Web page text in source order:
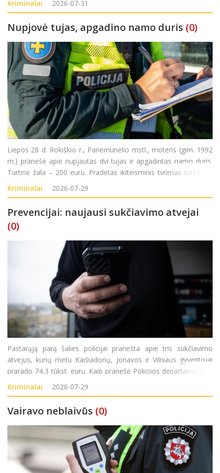
priemonių eksploatavimo taisyklių pažeidim
Kriminalai 2026-07-31
Nupjovė tujas, apgadino namo duris (0)
Liepos 28 d. Rokiškio r., Panemunėlio mstl., moteris (gim. 1992
m.) pranešė apie nupjautas dvi tujas ir apgadintas namo duris.
Turtinė žala – 200 eurų. Pradėtas ikiteisminis tyrimas pagal LR
BK 187 str. (Turto sunaikinimas ar sugadinimas).
Kriminalai 2026-07-29
Prevencijai: naujausi sukčiavimo atvejai
(0)
Pastarąją parą šalies policijai pranešta apie tris sukčiavimo
atvejus, kurių metu Kaišiadorių, Jonavos ir Vilniaus gyventojai
prarado 74,3 tūkst. eurų. Kaip pranešė Policijos departamentas,
trečiadienį į Kaišiadorių rajono policijos komisariatą kreipėsi
1946 metai
Kriminalai 2026-07-29
Vairavo neblaivūs (0)